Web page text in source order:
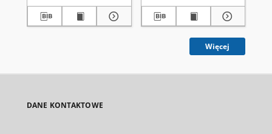
Więcej
DANE KONTAKTOWE